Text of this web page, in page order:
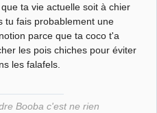
ta vie actuelle soit à chier
tu fais probablement une
parce que ta coco t'a
les pois chiches pour éviter
les falafels.
Booba c'est ne rien